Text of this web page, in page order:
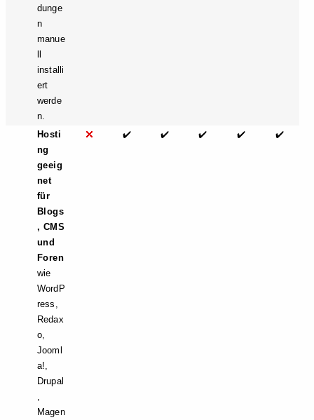
dunge
n
manue
installi
ert
werde
n.
Hosti
ng
geeig
net
für
Blogs
, CMS
und
Foren
wie
WordP
ress,
Redax
o,
Jooml
a!,
Drupal
Magen
✔️ ✔️ ✔️ ✔️ ✔️